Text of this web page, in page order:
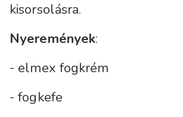
kisorsolásra.
Nyeremények:
- elmex fogkrém
- fogkefe